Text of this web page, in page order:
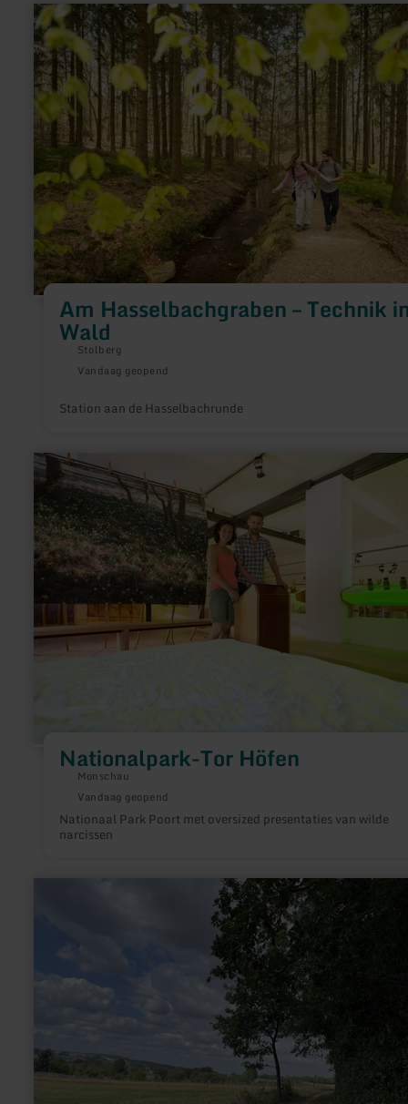
Am Hasselbachgraben – Technik
Wald
Stolberg
Vandaag geopend
Station aan de Hasselbachrunde
meer
informatie
over:
Am
Hasselbachgraben
–
Technik
Wald
Nationalpark-Tor Höfen
Monschau
Vandaag geopend
Nationaal Park Poort met oversized presentaties van wilde
narcissen
meer
informatie
over:
Nationalpark-
Tor
Höfen